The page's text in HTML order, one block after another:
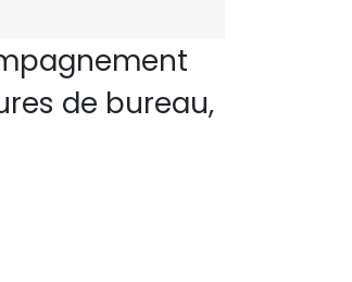
de bureau,